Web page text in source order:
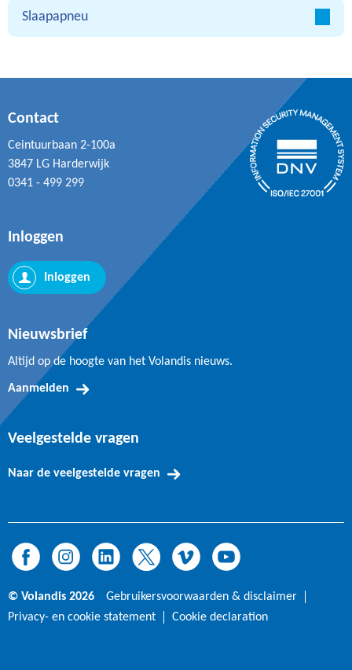
Slaapapneu
Contact
Ceintuurbaan 2-100a
3847 LG Harderwijk
0341 - 499 299
Nieuwsbrief
Altijd op de hoogte van het Volandis nieuws.
Aanmelden
Veelgestelde vragen
Naar de veelgestelde vragen
Inloggen
Inloggen
© Volandis 2026
Gebruikersvoorwaarden & disclaimer
Privacy- en cookie statement
Cookie declaration